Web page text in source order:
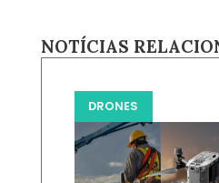
NOTÍCIAS
DRONES